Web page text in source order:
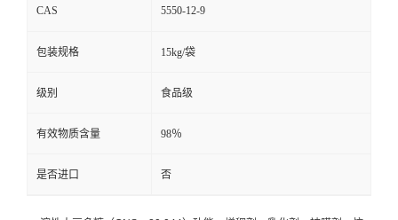
CAS 5550-12-9
包装规格 15kg/袋
级别 食品级
有效物质含量 98％
是否进口 否